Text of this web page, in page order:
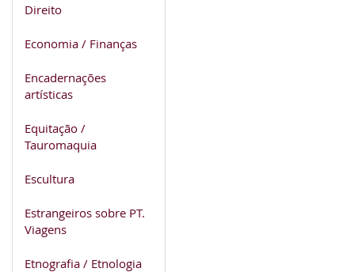
Direito
Economia / Finanças
Encadernações
artísticas
Equitação /
Tauromaquia
Escultura
Estrangeiros sobre PT.
Viagens
Etnografia / Etnologia